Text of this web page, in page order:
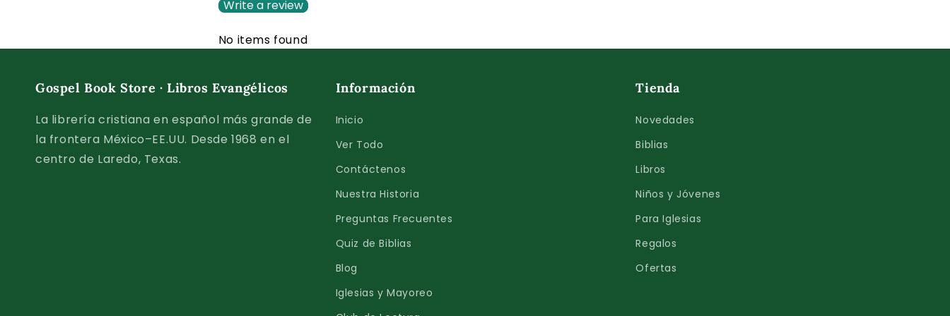
Write a review
No items found
Gospel Book Store · Libros Evangélicos
La librería cristiana en español más grande de
la frontera México–EE.UU. Desde 1968 en el
centro de Laredo, Texas.
Información
Inicio
Ver Todo
Contáctenos
Nuestra Historia
Preguntas Frecuentes
Quiz de Biblias
Blog
Iglesias y Mayoreo
Tienda
Novedades
Biblias
Libros
Niños y Jóvenes
Para Iglesias
Regalos
Ofertas